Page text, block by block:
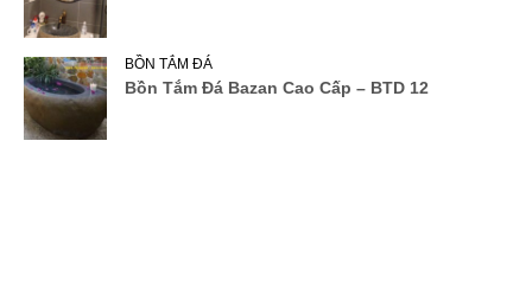
BỒN TẮM ĐÁ
Bồn Tắm Đá Bazan Cao Cấp – BTD 12